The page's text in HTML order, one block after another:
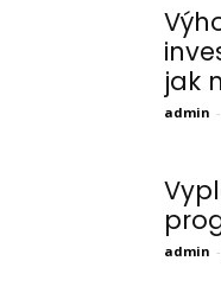
jak
admin -
admin -